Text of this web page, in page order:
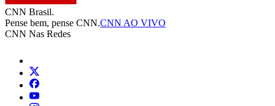
CNN Brasil.
Pense bem, pense CNN.CNN AO VIVO
CNN Nas Redes